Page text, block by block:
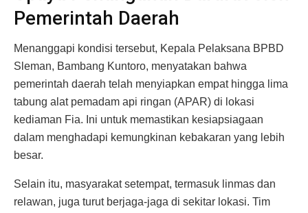
Pemerintah Daerah
Menanggapi kondisi tersebut, Kepala Pelaksana BPBD
Sleman, Bambang Kuntoro, menyatakan bahwa
pemerintah daerah telah menyiapkan empat hingga lima
tabung alat pemadam api ringan (APAR) di lokasi
kediaman Fia. Ini untuk memastikan kesiapsiagaan
dalam menghadapi kemungkinan kebakaran yang lebih
besar.
Selain itu, masyarakat setempat, termasuk linmas dan
relawan, juga turut berjaga-jaga di sekitar lokasi. Tim